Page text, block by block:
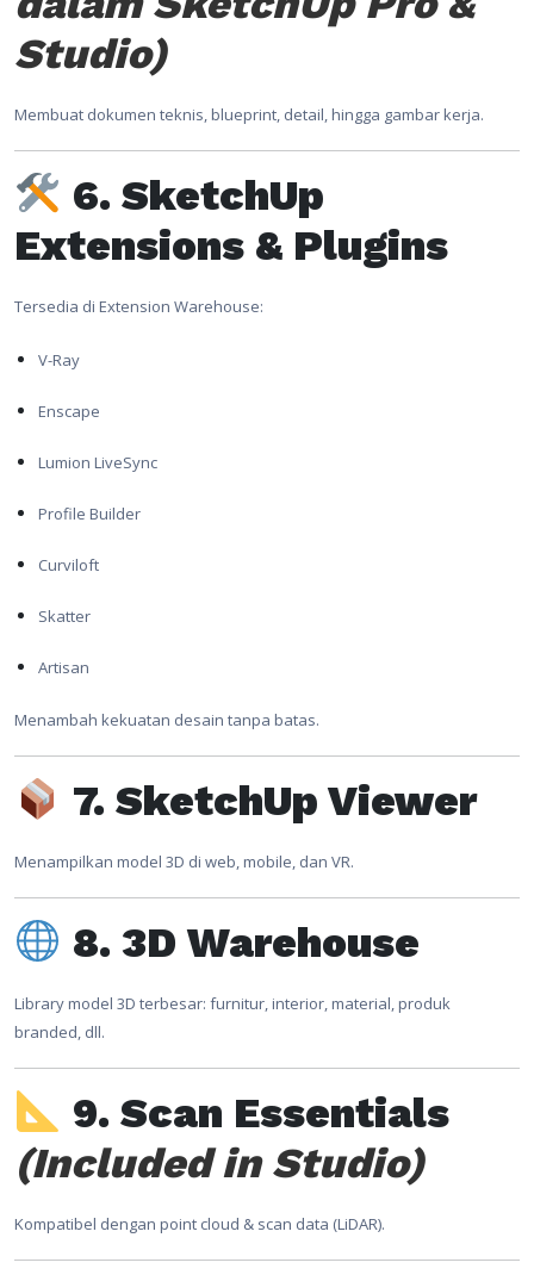
Studio)
Membuat dokumen teknis, blueprint, detail, hingga gambar kerja.
6. SketchUp
Extensions & Plugins
Tersedia di Extension Warehouse:
V-Ray
Enscape
Lumion LiveSync
Profile Builder
Curviloft
Skatter
Artisan
Menambah kekuatan desain tanpa batas.
7. SketchUp Viewer
Menampilkan model 3D di web, mobile, dan VR.
8. 3D Warehouse
Library model 3D terbesar: furnitur, interior, material, produk
branded, dll.
9. Scan Essentials
(Included in Studio)
Kompatibel dengan point cloud & scan data (LiDAR).